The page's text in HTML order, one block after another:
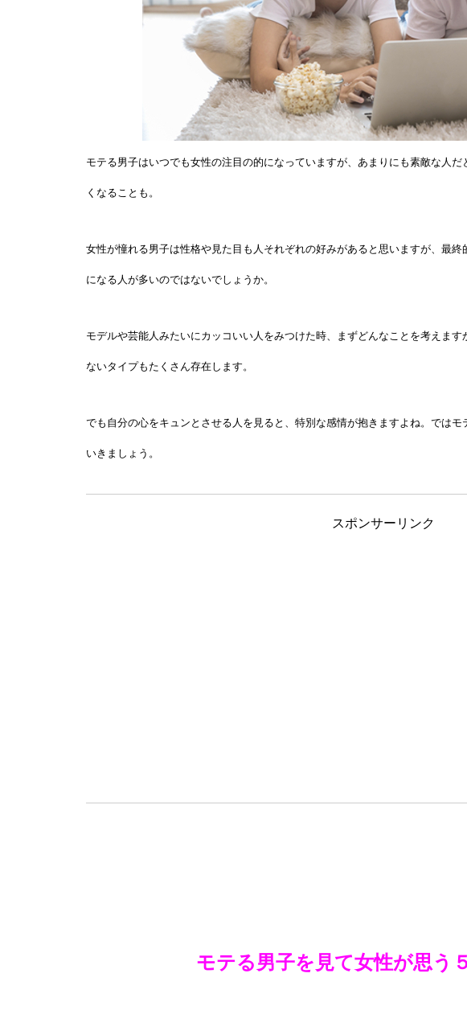
モテる男子はいつでも女性の注目の的になっていますが、あまりにも素敵な人
くなることも。
女性が憧れる男子は性格や見た目も人それぞれの好みがあると思いますが、最
になる人が多いのではないでしょうか。
モデルや芸能人みたいにカッコいい人をみつけた時、まずどんなことを考えま
ないタイプもたくさん存在します。
でも自分の心をキュンとさせる人を見ると、特別な感情が抱きますよね。では
いきましょう。
スポンサーリンク
モテる男子を見て女性が思う